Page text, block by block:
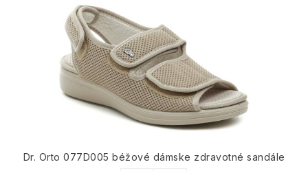
Dr. Orto 077D005 béžové dámske zdravotné sandále